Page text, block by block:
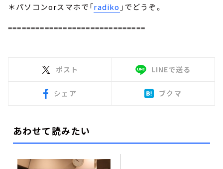
＊パソコンorスマホで「radiko 」でどうぞ。
==============================
ポスト LINEで送る
シェア ブクマ
あわせて読みたい